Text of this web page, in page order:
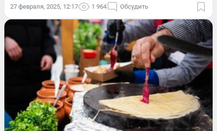
27 февраля, 2025, 12:17 1 964 Обсудить